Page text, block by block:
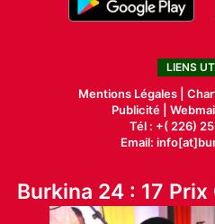
LIENS
Mentions Légales |
Publicité| Webmail
Tél : +( 226)
Email:
Burkina 24 : 17